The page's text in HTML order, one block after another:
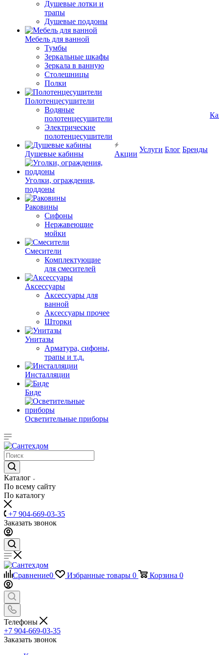
Душевые лотки и
трапы
Душевые поддоны
Мебель для ванной
Тумбы
Зеркальные шкафы
Зеркала в ванную
Столешницы
Полки
Полотенцесушители
Водяные
полотенцесушители
Электрические
полотенцесушители
Душевые кабины
Уголки, ограждения,
поддоны
Раковины
Сифоны
Нержавеющие
мойки
Смесители
Комплектующие
для смесителей
Аксессуары
Аксессуары для
ванной
Аксессуары прочее
Шторки
Унитазы
Арматура, сифоны,
трапы и т.д.
Инсталляции
Биде
Осветительные приборы
Акции
Услуги Блог Бренды
Каталог
По всему сайту
По каталогу
+7 904-669-03-35
Заказать звонок
Сравнение0 Избранные товары 0 Корзина 0
Телефоны
+7 904-669-03-35
Заказать звонок